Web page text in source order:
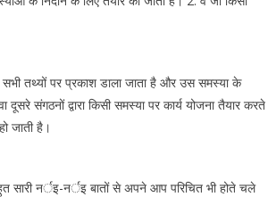
तथ्यों पर प्रकाश डाला जाता है और उस समस्या के
संगठनों द्वारा किसी समस्या पर कार्य योजना तैयार करते
जाती है।
सारी नर्इ-नर्इ बातों से अपने आप परिचित भी होते चले